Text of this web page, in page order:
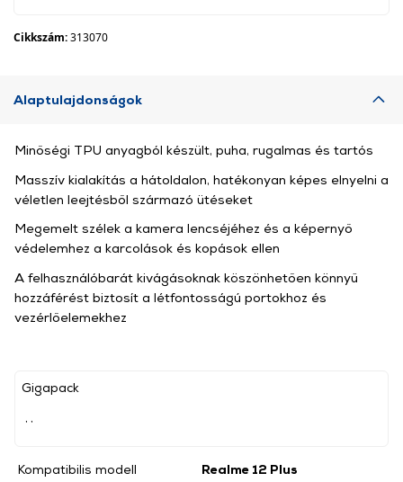
Cikkszám:313070
Alaptulajdonságok
Gigapack
Kompatibilis modell
Realme 12 Plus
Minőségi TPU anyagból készült, puha, rugalmas és tartós
Masszív kialakítás a hátoldalon, hatékonyan képes elnyelni a
véletlen leejtésből származó ütéseket
Megemelt szélek a kamera lencséjéhez és a képernyő
védelemhez a karcolások és kopások ellen
A felhasználóbarát kivágásoknak köszönhetően könnyű
hozzáférést biztosít a létfontosságú portokhoz és
vezérlőelemekhez